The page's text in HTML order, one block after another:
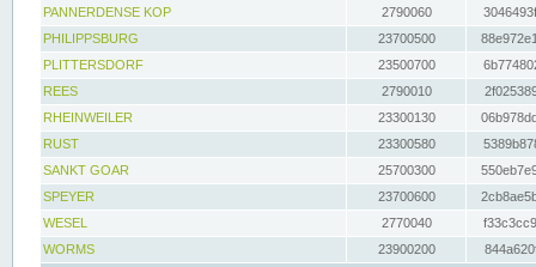
PANNERDENSE KOP
2790060
PHILIPPSBURG
23700500
PLITTERSDORF
23500700
REES
2790010
RHEINWEILER
23300130
RUST
23300580
SANKT GOAR
25700300
SPEYER
23700600
WESEL
2770040
WORMS
23900200